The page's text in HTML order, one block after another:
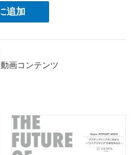
追加
動画コンテンツ